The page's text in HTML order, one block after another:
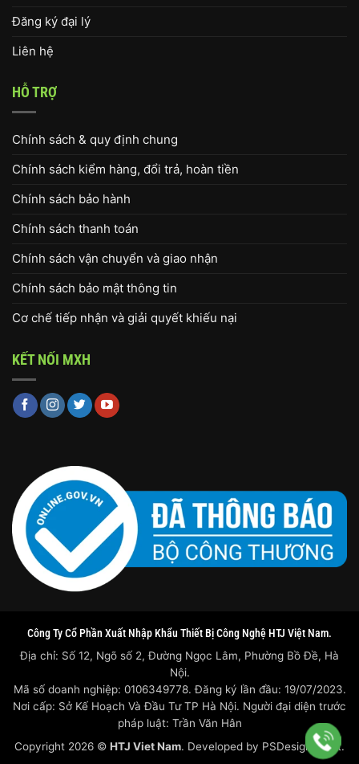
Đăng ký đại lý
Liên hệ
HỖ TRỢ
Chính sách & quy định chung
Chính sách kiểm hàng, đổi trả, hoàn tiền
Chính sách bảo hành
Chính sách thanh toán
Chính sách vận chuyển và giao nhận
Chính sách bảo mật thông tin
Cơ chế tiếp nhận và giải quyết khiếu nại
KẾT NỐI MXH
Công Ty Cổ Phần Xuất Nhập Khẩu Thiết Bị Công Nghệ HTJ Việt Nam.
Địa chỉ: Số 12, Ngõ số 2, Đường Ngọc Lâm, Phường Bồ Đề, Hà
Nội.
Mã số doanh nghiệp: 0106349778. Đăng ký lần đầu: 19/07/2023.
Nơi cấp: Sở Kế Hoạch Và Đầu Tư TP Hà Nội. Người đại diện trước
pháp luật: Trần Văn Hân
Copyright 2026 © HTJ Viet Nam. Developed by PSDesigner.net.